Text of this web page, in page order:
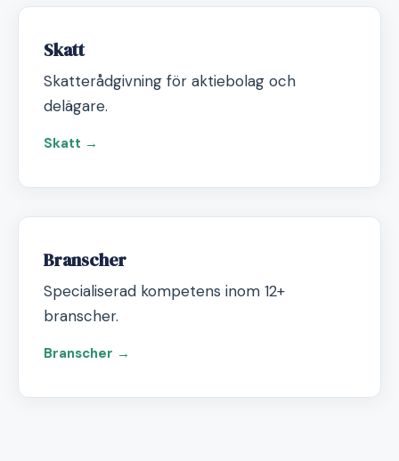
Skatt
Skatterådgivning för aktiebolag och
delägare.
Skatt →
Branscher
Specialiserad kompetens inom 12+
branscher.
Branscher →